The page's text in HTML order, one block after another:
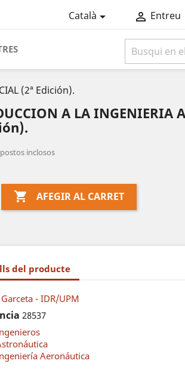
Català  Entreu
(2ª Edición).
A LA INGENIERIA
inclosos
 AFEGIR AL CARRET
del producte
Garceta - IDR/UPM
28537
Aeronáutica